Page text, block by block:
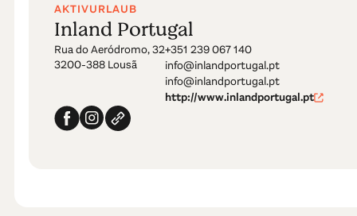
AKTIVURLAUB
Inland Portugal
Rua do Aeródromo, 32
3200-388 Lousã
+351 239 067 140
info@inlandportugal.pt
info@inlandportugal.pt
http://www.inlandportugal.pt